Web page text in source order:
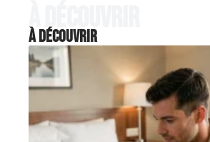
À découvrir
À découvrir